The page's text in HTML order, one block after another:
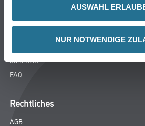
AUSWAHL
NUR NOTWENDIGE
Aktuelles
Sortiment
FAQ
Rechtliches
AGB